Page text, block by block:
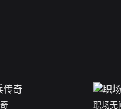
职场无